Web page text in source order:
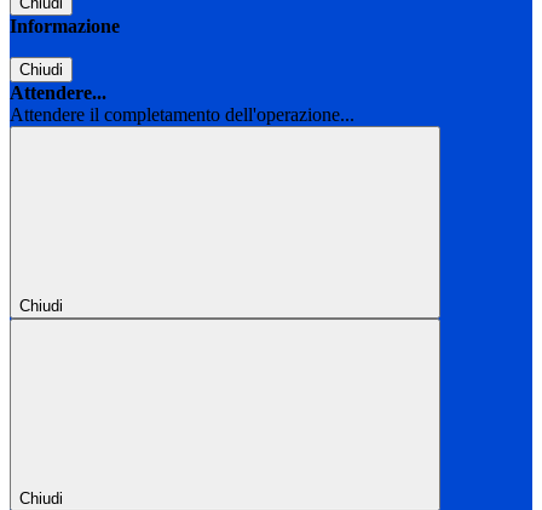
Informazione
Chiudi
Attendere...
Attendere il completamento dell'operazione...
Chiudi
Chiudi